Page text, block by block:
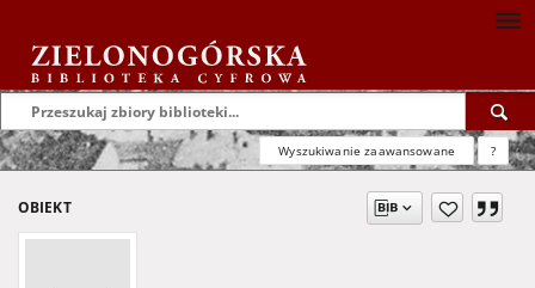
Wyszukiwanie zaawansowane ?
OBIEKT